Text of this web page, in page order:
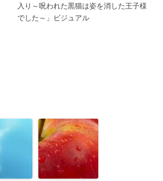
入り～呪われた黒猫は姿を消した王子様
でした～」ビジュアル